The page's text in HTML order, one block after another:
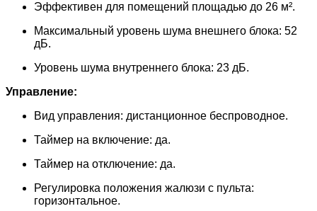
Эффективен для помещений площадью до 26 м².
Максимальный уровень шума внешнего блока: 52
дБ.
Уровень шума внутреннего блока: 23 дБ.
Управление:
Вид управления: дистанционное беспроводное.
Таймер на включение: да.
Таймер на отключение: да.
Регулировка положения жалюзи с пульта:
горизонтальное.